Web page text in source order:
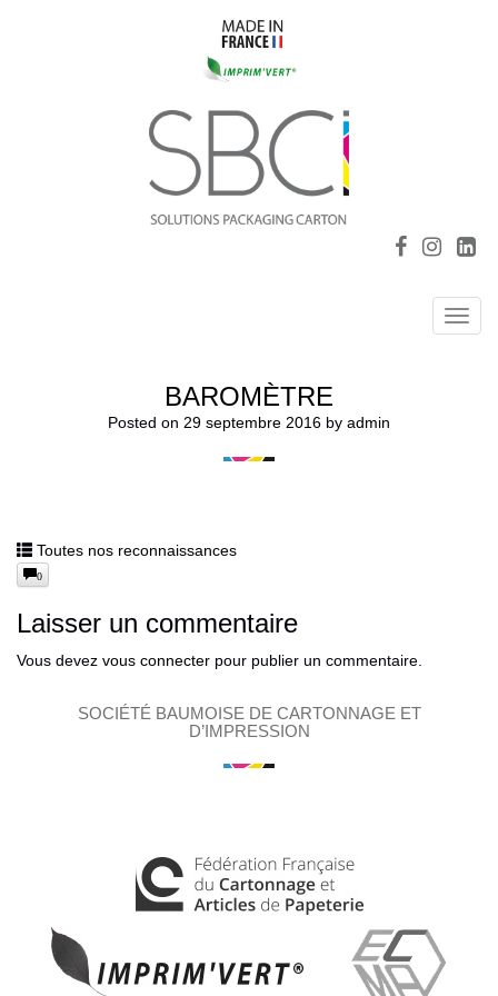
BAROMÈTRE
Posted on 29 septembre 2016 by admin
Toutes nos reconnaissances
0
Laisser un commentaire
Vous devez vous connecter pour publier un commentaire.
SOCIÉTÉ BAUMOISE DE CARTONNAGE ET
D’IMPRESSION